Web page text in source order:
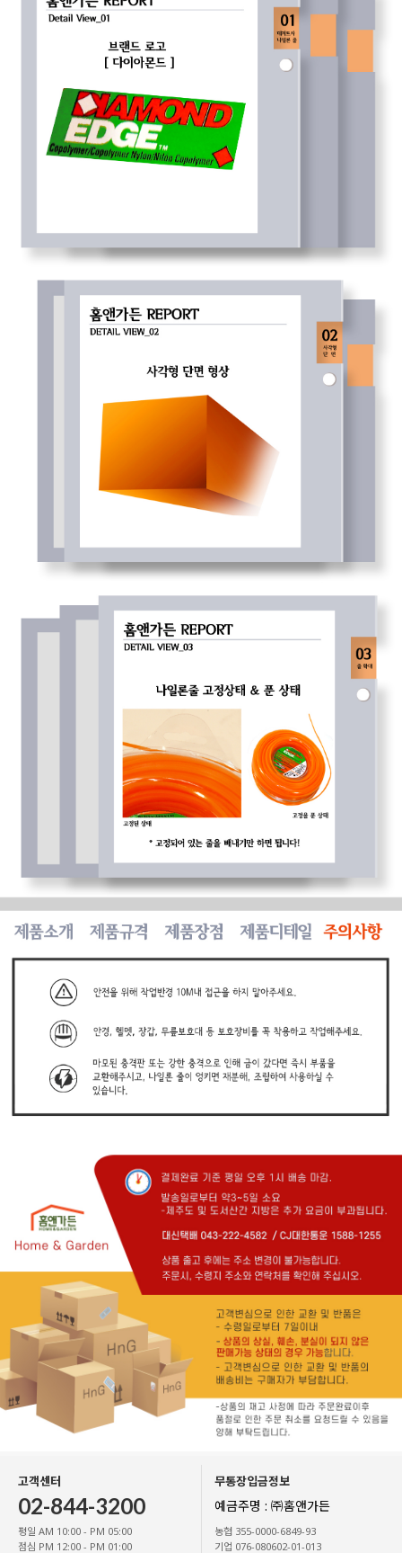
고객센터
02-844-3200
평일 AM 10:00 - PM 05:00
점심 PM 12:00 - PM 01:00
무통장입금정보
예금주명 : ㈜홈앤가든
농협 355-0000-6849-93
기업 076-080602-01-013